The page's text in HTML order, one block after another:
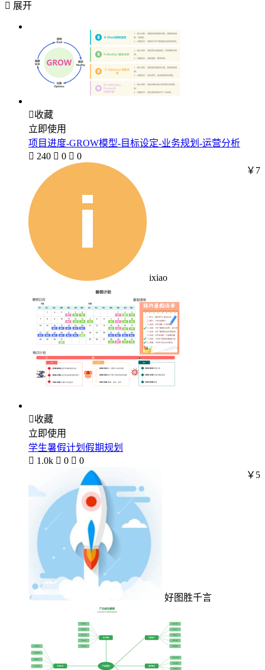
 展开
收藏
立即使用
项目进度-GROW模型-目标设定-业务规划-运营分析
 240  0  0
ixiao
￥7
收藏
立即使用
学生暑假计划假期规划
 1.0k  0  0
好图胜千言
￥5